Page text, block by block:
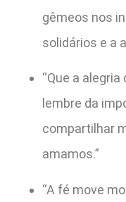
gêmeos nos
solidários e a
“Que a
lembre da
compartilhar
amamos.”
“A fé move